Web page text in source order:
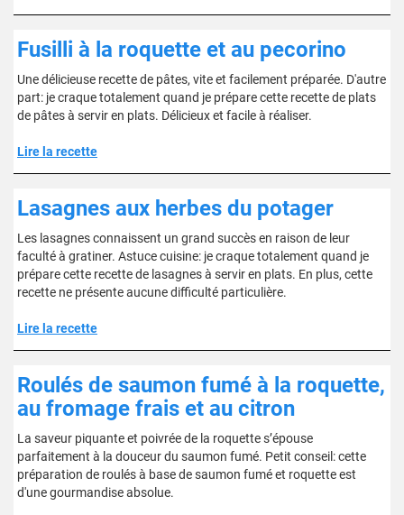
Fusilli à la roquette et au pecorino
Une délicieuse recette de pâtes, vite et facilement préparée. D'autre
part: je craque totalement quand je prépare cette recette de plats
de pâtes à servir en plats. Délicieux et facile à réaliser.
Lire la recette
Lasagnes aux herbes du potager
Les lasagnes connaissent un grand succès en raison de leur
faculté à gratiner. Astuce cuisine: je craque totalement quand je
prépare cette recette de lasagnes à servir en plats. En plus, cette
recette ne présente aucune difficulté particulière.
Lire la recette
Roulés de saumon fumé à la roquette,
au fromage frais et au citron
La saveur piquante et poivrée de la roquette s’épouse
parfaitement à la douceur du saumon fumé. Petit conseil: cette
préparation de roulés à base de saumon fumé et roquette est
d'une gourmandise absolue.